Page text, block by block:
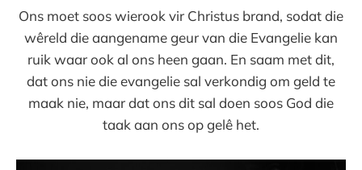
Ons moet soos wierook vir Christus brand, sodat die
wêreld die aangename geur van die Evangelie kan
ruik waar ook al ons heen gaan. En saam met dit,
dat ons nie die evangelie sal verkondig om geld te
maak nie, maar dat ons dit sal doen soos God die
taak aan ons op gelê het.